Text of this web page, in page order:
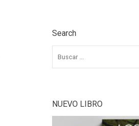
Search
NUEVO LIBRO